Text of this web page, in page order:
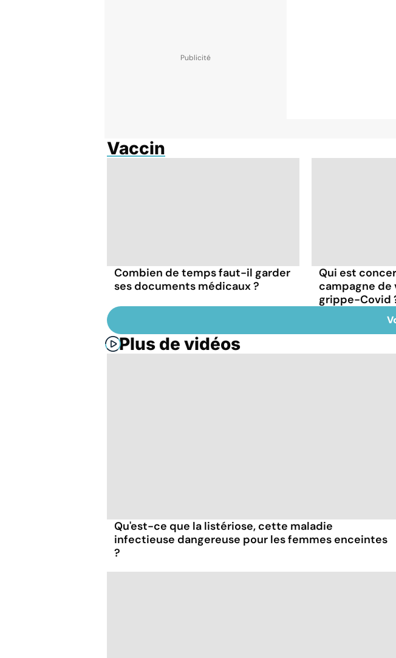
Vaccin
Combien de temps faut-il garder
ses documents médicaux ?
Qui est
campagne
grippe-Covid
Plus de vidéos
Qu'est-ce que la listériose, cette maladie
infectieuse dangereuse pour les femmes enceintes
?